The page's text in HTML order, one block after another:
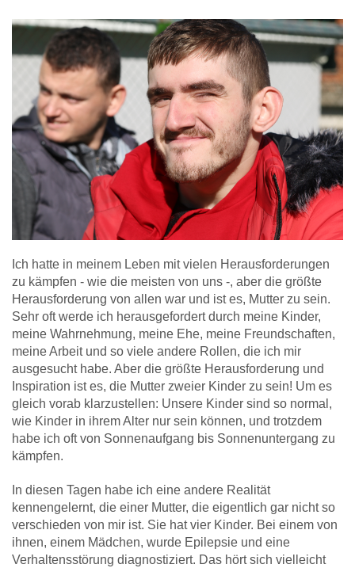
Ich hatte in meinem Leben mit vielen Herausforderungen
zu kämpfen - wie die meisten von uns -, aber die größte
Herausforderung von allen war und ist es, Mutter zu sein.
Sehr oft werde ich herausgefordert durch meine Kinder,
meine Wahrnehmung, meine Ehe, meine Freundschaften,
meine Arbeit und so viele andere Rollen, die ich mir
ausgesucht habe. Aber die größte Herausforderung und
Inspiration ist es, die Mutter zweier Kinder zu sein! Um es
gleich vorab klarzustellen: Unsere Kinder sind so normal,
wie Kinder in ihrem Alter nur sein können, und trotzdem
habe ich oft von Sonnenaufgang bis Sonnenuntergang zu
kämpfen.
In diesen Tagen habe ich eine andere Realität
kennengelernt, die einer Mutter, die eigentlich gar nicht so
verschieden von mir ist. Sie hat vier Kinder. Bei einem von
ihnen, einem Mädchen, wurde Epilepsie und eine
Verhaltensstörung diagnostiziert. Das hört sich vielleicht